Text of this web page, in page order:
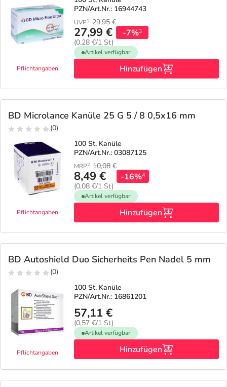
Pflichtangaben
PZN/Art.Nr.: 16944743
UVP1 29,95 €
27,99 €
(0,28 €/1 St)
-7%3
Artikel verfügbar
Hinzufügen
BD Microlance Kanüle 25 G 5 / 8 0,5x16 mm
(0)
Pflichtangaben
100 St, Kanüle
PZN/Art.Nr.: 03087125
MRP2 10,08 €
8,49 €
(0,08 €/1 St)
-16%4
Artikel verfügbar
Hinzufügen
BD Autoshield Duo Sicherheits Pen Nadel 5 mm
(0)
Pflichtangaben
100 St, Kanüle
PZN/Art.Nr.: 16861201
57,11 €
(0,57 €/1 St)
Artikel verfügbar
Hinzufügen